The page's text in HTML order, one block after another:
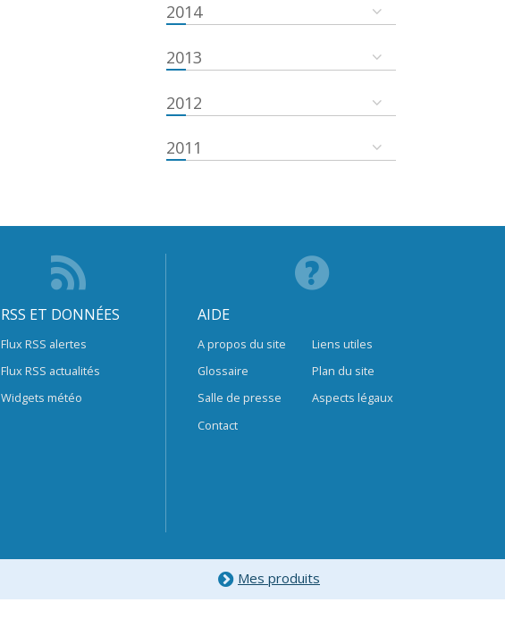
2014
2013
2012
2011
RSS ET DONNÉES
Flux RSS alertes
Flux RSS actualités
Widgets météo
AIDE
A propos du site
Glossaire
Salle de presse
Contact
Liens utiles
Plan du site
Aspects légaux
Mes produits